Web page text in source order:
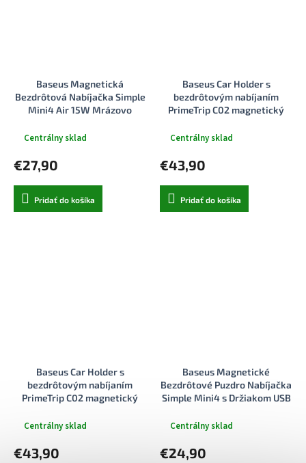
Baseus Magnetická
Bezdrôtová Nabíjačka Simple
Mini4 Air 15W Mrázovo
Centrálny sklad
€27,90
Pridať do košíka
Baseus Car Holder s
bezdrôtovým nabíjaním
PrimeTrip C02 magnetický
matná sivá
Centrálny sklad
€43,90
Pridať do košíka
Baseus Car Holder s
bezdrôtovým nabíjaním
PrimeTrip C02 magnetický
mesačná biela
Centrálny sklad
€43,90
Baseus Magnetické
Bezdrôtové Puzdro Nabíjačka
Simple Mini4 s Držiakom USB
Čierna
Centrálny sklad
€24,90